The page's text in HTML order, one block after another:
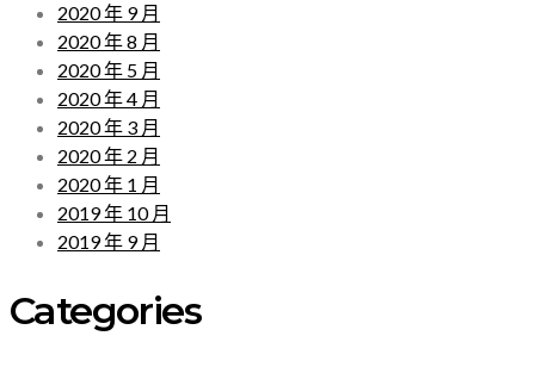
2020 年 9 月
2020 年 8 月
2020 年 5 月
2020 年 4 月
2020 年 3 月
2020 年 2 月
2020 年 1 月
2019 年 10 月
2019 年 9 月
Categories